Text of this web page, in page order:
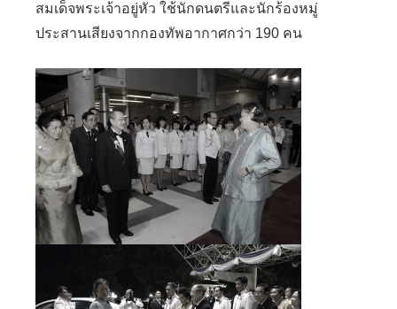
สมเด็จพระเจ้าอยู่หัว ใช้นักดนตรีและนักร้องหมู่
ประสานเสียงจากกองทัพอากาศกว่า 190 คน